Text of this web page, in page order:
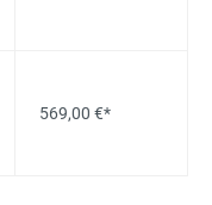
569,00 €*